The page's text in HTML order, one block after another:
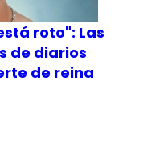
roto": Las
de diarios
de reina